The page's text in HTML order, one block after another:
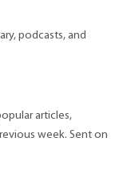
podcasts, and
articles,
week. Sent on